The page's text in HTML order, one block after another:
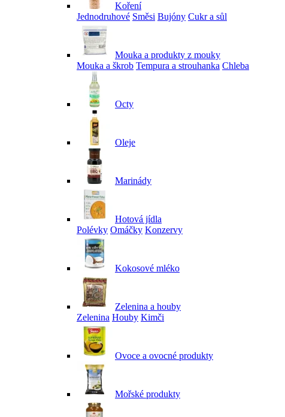
Koření
Jednodruhové Směsi Bujóny Cukr a sůl
Mouka a produkty z mouky
Mouka a škrob Tempura a strouhanka Chleba
Octy
Oleje
Marinády
Hotová jídla
Polévky Omáčky Konzervy
Kokosové mléko
Zelenina a houby
Zelenina Houby Kimči
Ovoce a ovocné produkty
Mořské produkty